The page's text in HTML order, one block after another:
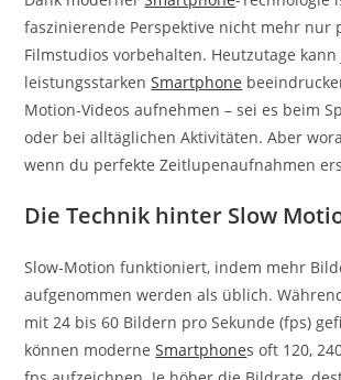
faszinierende Perspektive nicht mehr nur
Filmstudios vorbehalten. Heutzutage
leistungsstarkenSmartphone
Motion-Videos aufnehmen – sei es beim
oder bei alltäglichen Aktivitäten. Aber
wenn du perfekte Zeitlupenaufnahmen
Die Technik hinter Slow
Slow-Motion funktioniert, indem mehr
aufgenommen werden als üblich.
mit 24 bis 60 Bildern pro Sekunde (fps)
können moderneSmartphones oft 120,